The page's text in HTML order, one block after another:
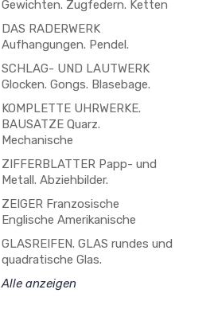
Gewichten. Zugfedern. Ketten
DAS RADERWERK
Aufhangungen. Pendel.
SCHLAG- UND LAUTWERK
Glocken. Gongs. Blasebage.
KOMPLETTE UHRWERKE.
BAUSATZE Quarz.
Mechanische
ZIFFERBLATTER Papp- und
Metall. Abziehbilder.
ZEIGER Franzosische
Englische Amerikanische
GLASREIFEN. GLAS rundes und
quadratische Glas.
Alle anzeigen